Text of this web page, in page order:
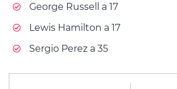
George Russell a 17
Lewis Hamilton a 17
Sergio Perez a 35